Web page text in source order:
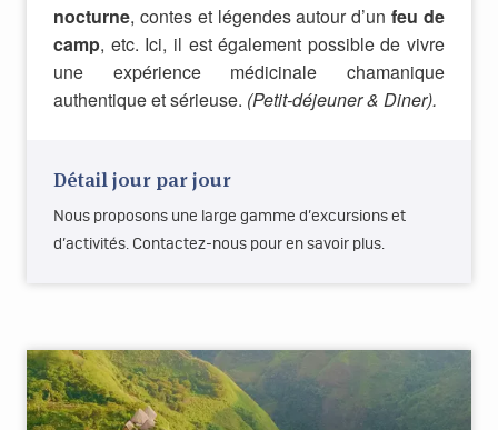
nocturne, contes et légendes autour d’unfeu de
camp, etc. Ici, il est également possible de vivre
une expérience médicinale chamanique
authentique et sérieuse. (Petit-déjeuner & Diner).
Détail jour par jour
Nous proposons une large gamme d’excursions et
d’activités. Contactez-nous pour en savoir plus.